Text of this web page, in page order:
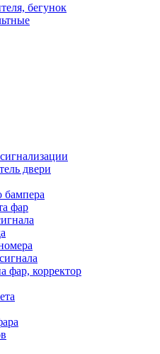
бегунок
двери
бампера
фар
фар, корректор